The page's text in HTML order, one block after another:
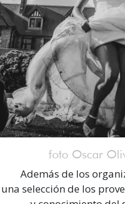
foto Oscar
Además de los
selección de los